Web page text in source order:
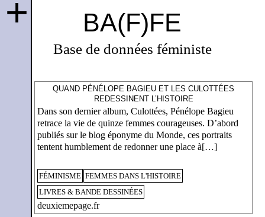
BA(F)FE
Base de données féministe
+
QUAND PÉNÉLOPE BAGIEU ET LES CULOTTÉES
REDESSINENT L’HISTOIRE
Dans son dernier album, Culottées, Pénélope Bagieu
retrace la vie de quinze femmes courageuses. D’abord
publiés sur le blog éponyme du Monde, ces portraits
tentent humblement de redonner une place à[…]
FÉMINISME FEMMES DANS L'HISTOIRE
LIVRES & BANDE DESSINÉES
deuxiemepage.fr